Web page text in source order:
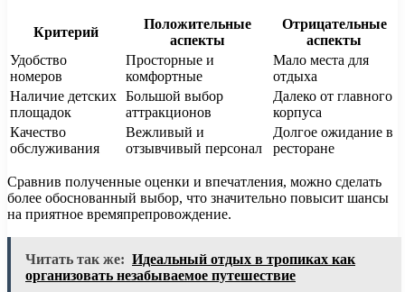
Критерий
Положительные
аспекты
Отрицательные
аспекты
Удобство
номеров
Просторные и
комфортные
Мало места для
отдыха
Наличие детских
площадок
Большой выбор
аттракционов
Далеко от главного
корпуса
Качество
обслуживания
Вежливый и
отзывчивый персонал
Долгое ожидание в
ресторане
Сравнив полученные оценки и впечатления, можно сделать
более обоснованный выбор, что значительно повысит шансы
на приятное времяпрепровождение.
Читать так же: Идеальный отдых в тропиках как
организовать незабываемое путешествие